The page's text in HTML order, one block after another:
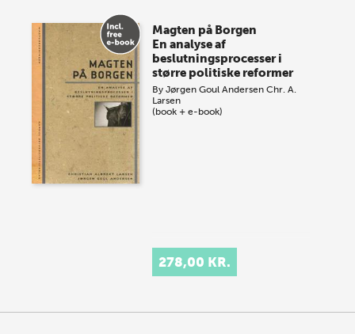
Magten på Borgen
En analyse af
beslutningsprocesser i
større politiske reformer
ByJørgen Goul Andersen Chr. A.
Larsen
(book + e-book)
278,00 KR.